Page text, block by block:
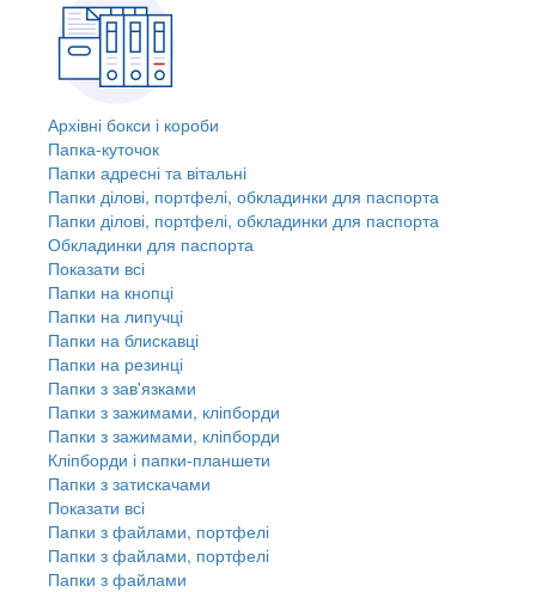
Архівні бокси і короби
Папка-куточок
Папки адресні та вітальні
Папки ділові, портфелі, обкладинки для паспорта
Папки ділові, портфелі, обкладинки для паспорта
Обкладинки для паспорта
Показати всі
Папки на кнопці
Папки на липучці
Папки на блискавці
Папки на резинці
Папки з зав'язками
Папки з зажимами, кліпборди
Папки з зажимами, кліпборди
Кліпборди і папки-планшети
Папки з затискачами
Показати всі
Папки з файлами, портфелі
Папки з файлами, портфелі
Папки з файлами